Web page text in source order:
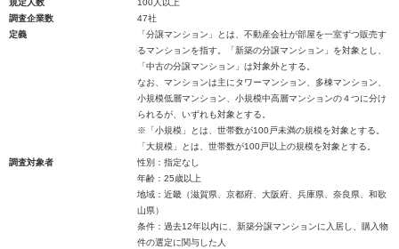
規定人数
100人以上
調査企業数
47社
定義
「分譲マンション」とは、不動産会社が部屋を一室ずつ販売す
るマンションを指す。「新築の分譲マンション」を対象とし、
「中古の分譲マンション」は対象外とする。
なお、マンションは主にタワーマンション、多棟マンション、
小規模低層マンション、小規模中高層マンションの４つに分け
られるが、いずれも対象とする。
※「小規模」とは、世帯数が100戸未満の規模を対象とする。
「大規模」とは、世帯数が100戸以上の規模を対象とする。
調査対象者
性別：指定なし
年齢：25歳以上
地域：近畿（滋賀県、京都府、大阪府、兵庫県、奈良県、和歌
山県）
条件：過去12年以内に、新築分譲マンションに入居し、購入物
件の選定に関与した人